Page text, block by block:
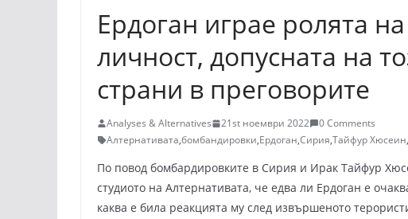
Ердоган играе ролята
личност, допусната на
страни в преговорите
Analyses & Alternatives 21st ноември 2022
0 Comments
Алтернативата,бомбандировки,Ердоган,Сирия,Тайфур Хюсеин,
По повод бомбардировките в Сирия и Ирак Тайфур
студиото на Алтернативата, че едва ли Ердоган е
каква е била реакцията му след извършеното